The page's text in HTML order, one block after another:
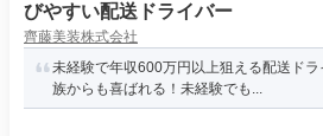
びやすい配送ドライバー
齊藤美装株式会社
未経験で年収600万円以上狙える配送ド
族からも喜ばれる！未経験でも...